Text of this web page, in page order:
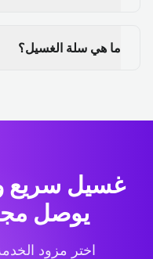
ما هي سلة الغسيل؟
غسيل سريع
يوصل
اختر مزود